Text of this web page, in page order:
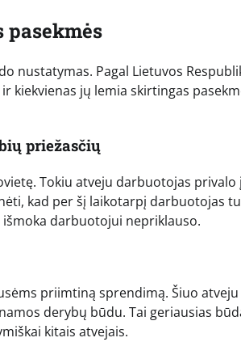
nustatymas. Pagal Lietuvos
jų lemia skirtingas
priežasčių
Tokiu atveju darbuotojas privalo
kad per šį laikotarpį darbuotojas
darbuotojui nepriklauso.
priimtiną sprendimą. Šiuo
derybų būdu. Tai geriausias
kitais atvejais.